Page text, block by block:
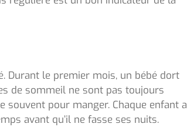
Durant le premier mois, un bébé dort
de sommeil ne sont pas toujours
souvent pour manger. Chaque enfant a
avant qu’il ne fasse ses nuits.